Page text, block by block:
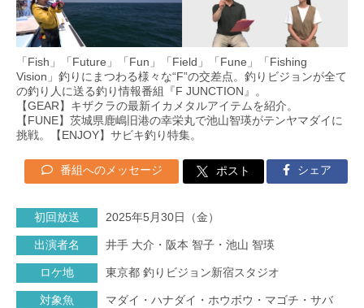
「Fish」「Future」「Fun」「Field」「Fune」「Fishing
Vision」釣りにまつわる様々な“F”の交差点。釣りビジョンが全て
の釣り人に送る釣り情報番組『F JUNCTION』。
【GEAR】キザクラの最新イカメタルアイテムを紹介。
【FUNE】茨城県鹿嶋旧港の幸栄丸で池山智瑛がテンヤマダイに
挑戦。【ENJOY】サビキ釣り特集。
番組へのメッセージ ポスト シェア
初回放送 2025年5月30日（金）
出演者名 井手 大介・阪本 智子・池山 智瑛
ロケ地 東京都 釣りビジョン新宿スタジオ
対象魚 マダイ・ハナダイ・ホウボウ・マゴチ・サバ